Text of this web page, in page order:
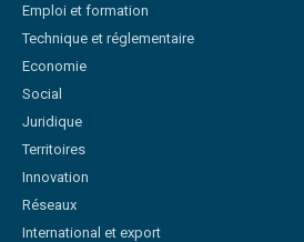
Emploi et formation
Technique et réglementaire
Economie
Social
Juridique
Territoires
Innovation
Réseaux
International et export